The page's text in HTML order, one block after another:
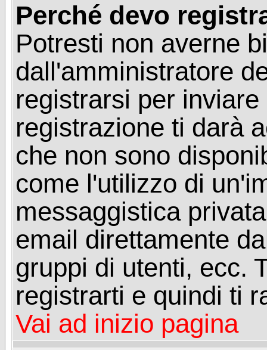
Perché devo
Potresti non averne
dall'amministratore
registrarsi per
registrazione ti darà
che non sono
come l'utilizzo di
messaggistica
email direttamente
gruppi di utenti, ecc.
registrarti e quindi ti
Vai ad inizio pagina